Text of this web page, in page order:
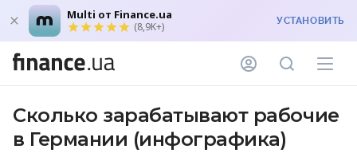
Multi от Finance.ua
(8,9K+) УСТАНОВИТЬ
Сколько зарабатывают рабочие
в Германии (инфографика)